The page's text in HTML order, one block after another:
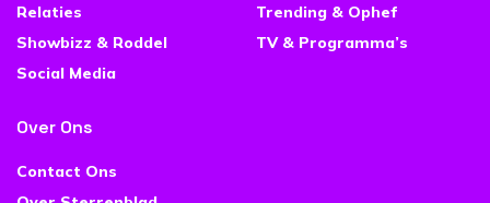
Relaties
Showbizz & Roddel
Social Media
Trending & Ophef
TV & Programma’s
Over Ons
Contact Ons